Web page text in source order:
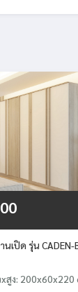
นเปิด รุ่น
สูง: 200x60x220